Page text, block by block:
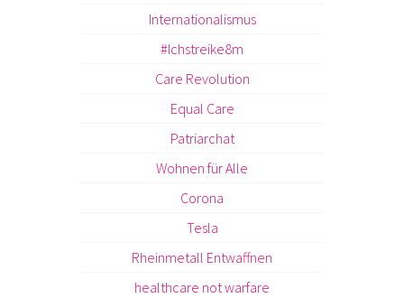
Internationalismus
#Ichstreike8m
Care Revolution
Equal Care
Patriarchat
Wohnen für Alle
Corona
Tesla
Rheinmetall Entwaffnen
healthcare not warfare